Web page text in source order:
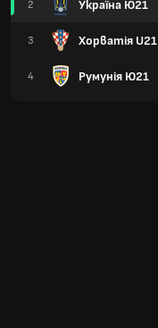
2 Україна Ю21
3 Хорватія U21
4 Румунія Ю21